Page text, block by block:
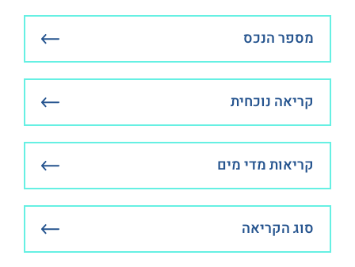
מספר הנכס
קריאה נוכחית
קריאות מדי מים
סוג הקריאה